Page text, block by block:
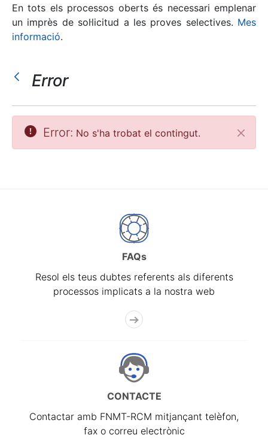
Mostra/Amaga
Mostra/Amaga
En tots els processos oberts és necessari emplenar
un imprès de sol·licitud a les proves selectives. Mes
informació.
Error
Tanca
Error: No s'ha trobat el contingut.
FAQs
Resol els teus dubtes referents als diferents
processos implicats a la nostra web
CONTACTE
Contactar amb FNMT-RCM mitjançant telèfon,
fax o correu electrònic